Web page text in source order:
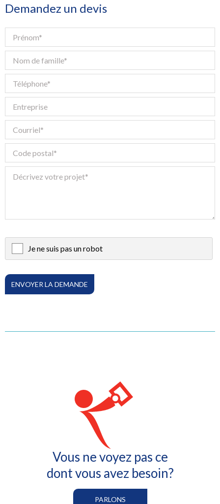
Demandez un devis
Je ne suis pas un robot
Vous ne voyez pas ce
dont vous avez besoin?
PARLONS